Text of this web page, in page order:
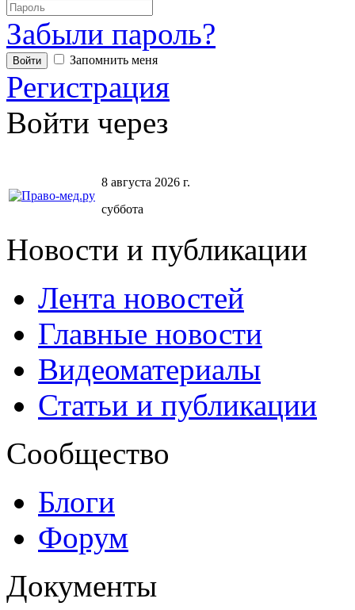
Забыли пароль?
Запомнить меня
Регистрация
Войти через
8 августа 2026 г.
суббота
Новости и публикации
Лента новостей
Главные новости
Видеоматериалы
Статьи и публикации
Сообщество
Блоги
Форум
Документы